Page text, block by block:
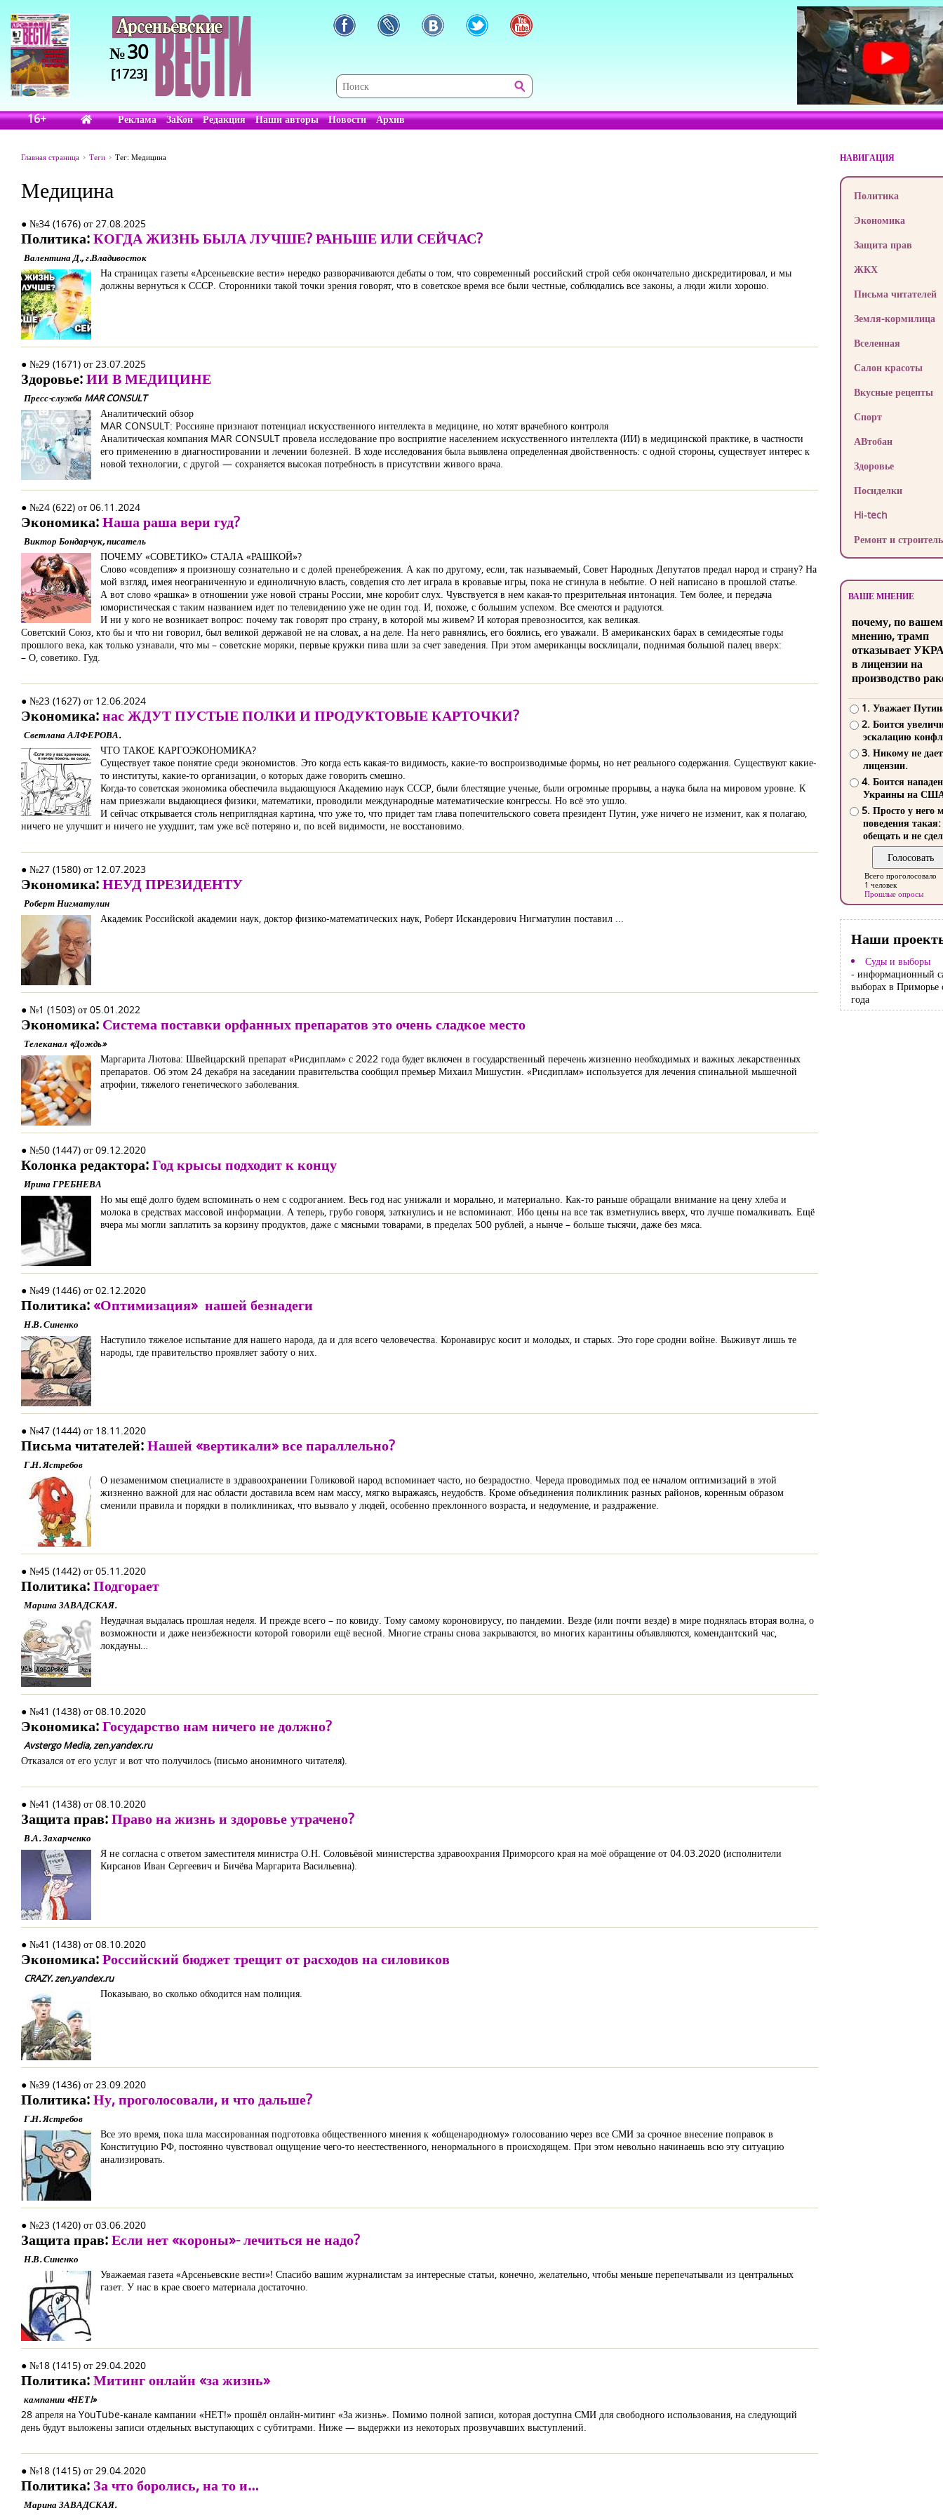
№30
[1723]
16+ Реклама ЗаКон Редакция Наши авторы Новости Архив
Главная страница Теги Тег: Медицина
Медицина
● №34 (1676) от 27.08.2025
Политика:КОГДА ЖИЗНЬ БЫЛА ЛУЧШЕ? РАНЬШЕ ИЛИ СЕЙЧАС?
Валентина Д., г.Владивосток
На страницах газеты «Арсеньевские вести» нередко разворачиваются дебаты о том, что современный российский строй себя окончательно дискредитировал, и мы
должны вернуться к СССР. Сторонники такой точки зрения говорят, что в советское время все были честные, соблюдались все законы, а люди жили хорошо.
● №29 (1671) от 23.07.2025
Здоровье:ИИ В МЕДИЦИНЕ
Пресс-служба MAR CONSULT
Аналитический обзор
MAR CONSULT: Россияне признают потенциал искусственного интеллекта в медицине, но хотят врачебного контроля
Аналитическая компания MAR CONSULT провела исследование про восприятие населением искусственного интеллекта (ИИ) в медицинской практике, в частности
его применению в диагностировании и лечении болезней. В ходе исследования была выявлена определенная двойственность: с одной стороны, существует интерес к
новой технологии, с другой — сохраняется высокая потребность в присутствии живого врача.
● №24 (622) от 06.11.2024
Экономика:Наша раша вери гуд?
Виктор Бондарчук, писатель
ПОЧЕМУ «СОВЕТИКО» СТАЛА «РАШКОЙ»?
Слово «совдепия» я произношу сознательно и с долей пренебрежения. А как по другому, если, так называемый, Совет Народных Депутатов предал народ и страну? На
мой взгляд, имея неограниченную и единоличную власть, совдепия сто лет играла в кровавые игры, пока не сгинула в небытие. О ней написано в прошлой статье.
А вот слово «рашка» в отношении уже новой страны России, мне коробит слух. Чувствуется в нем какая-то презрительная интонация. Тем более, и передача
юмористическая с таким названием идет по телевидению уже не один год. И, похоже, с большим успехом. Все смеются и радуются.
И ни у кого не возникает вопрос: почему так говорят про страну, в которой мы живем? И которая превозносится, как великая.
Советский Союз, кто бы и что ни говорил, был великой державой не на словах, а на деле. На него равнялись, его боялись, его уважали. В американских барах в семидесятые годы
прошлого века, как только узнавали, что мы – советские моряки, первые кружки пива шли за счет заведения. При этом американцы восклицали, поднимая большой палец вверх:
– О, советико. Гуд.
● №23 (1627) от 12.06.2024
Экономика:нас ЖДУТ ПУСТЫЕ ПОЛКИ И ПРОДУКТОВЫЕ КАРТОЧКИ?
Светлана АЛФЕРОВА.
ЧТО ТАКОЕ КАРГОЭКОНОМИКА?
Существует такое понятие среди экономистов. Это когда есть какая-то видимость, какие-то воспроизводимые формы, но нет реального содержания. Существуют какие-
то институты, какие-то организации, о которых даже говорить смешно.
Когда-то советская экономика обеспечила выдающуюся Академию наук СССР, были блестящие ученые, были огромные прорывы, а наука была на мировом уровне. К
нам приезжали выдающиеся физики, математики, проводили международные математические конгрессы. Но всё это ушло.
И сейчас открывается столь неприглядная картина, что уже то, что придет там глава попечительского совета президент Путин, уже ничего не изменит, как я полагаю,
ничего не улучшит и ничего не ухудшит, там уже всё потеряно и, по всей видимости, не восстановимо.
● №27 (1580) от 12.07.2023
Экономика:НЕУД ПРЕЗИДЕНТУ
Роберт Нигматулин
Академик Российской академии наук, доктор физико-математических наук, Роберт Искандерович Нигматулин поставил ...
● №1 (1503) от 05.01.2022
Экономика: Система поставки орфанных препаратов это очень сладкое место
Телеканал «Дождь»
Маргарита Лютова: Швейцарский препарат «Рисдиплам» с 2022 года будет включен в государственный перечень жизненно необходимых и важных лекарственных
препаратов. Об этом 24 декабря на заседании правительства сообщил премьер Михаил Мишустин. «Рисдиплам» используется для лечения спинальной мышечной
атрофии, тяжелого генетического заболевания.
● №50 (1447) от 09.12.2020
Колонка редактора:Год крысы подходит к концу
Ирина ГРЕБНЕВА
Но мы ещё долго будем вспоминать о нем с содроганием. Весь год нас унижали и морально, и материально. Как-то раньше обращали внимание на цену хлеба и
молока в средствах массовой информации. А теперь, грубо говоря, заткнулись и не вспоминают. Ибо цены на все так взметнулись вверх, что лучше помалкивать. Ещё
вчера мы могли заплатить за корзину продуктов, даже с мясными товарами, в пределах 500 рублей, а нынче – больше тысячи, даже без мяса.
● №49 (1446) от 02.12.2020
Политика:«Оптимизация» нашей безнадеги
Н.В. Синенко
Наступило тяжелое испытание для нашего народа, да и для всего человечества. Коронавирус косит и молодых, и старых. Это горе сродни войне. Выживут лишь те
народы, где правительство проявляет заботу о них.
● №47 (1444) от 18.11.2020
Письма читателей:Нашей «вертикали» все параллельно?
Г.Н. Ястребов
О незаменимом специалисте в здравоохранении Голиковой народ вспоминает часто, но безрадостно. Череда проводимых под ее началом оптимизаций в этой
жизненно важной для нас области доставила всем нам массу, мягко выражаясь, неудобств. Кроме объединения поликлиник разных районов, коренным образом
сменили правила и порядки в поликлиниках, что вызвало у людей, особенно преклонного возраста, и недоумение, и раздражение.
● №45 (1442) от 05.11.2020
Политика:Подгорает
Марина ЗАВАДСКАЯ.
Неудачная выдалась прошлая неделя. И прежде всего – по ковиду. Тому самому короновирусу, по пандемии. Везде (или почти везде) в мире поднялась вторая волна, о
возможности и даже неизбежности которой говорили ещё весной. Многие страны снова закрываются, во многих карантины объявляются, комендантский час,
локдауны…
● №41 (1438) от 08.10.2020
Экономика:Государство нам ничего не должно?
Avstergo Media, zen.yandex.ru
Отказался от его услуг и вот что получилось (письмо анонимного читателя).
● №41 (1438) от 08.10.2020
Защита прав:Право на жизнь и здоровье утрачено?
В.А. Захарченко
Я не согласна с ответом заместителя министра О.Н. Соловьёвой министерства здравоохрания Приморсого края на моё обращение от 04.03.2020 (исполнители
Кирсанов Иван Сергеевич и Бичёва Маргарита Васильевна).
● №41 (1438) от 08.10.2020
Экономика:Российский бюджет трещит от расходов на силовиков
CRAZY. zen.yandex.ru
Показываю, во сколько обходится нам полиция.
● №39 (1436) от 23.09.2020
Политика:Ну, проголосовали, и что дальше?
Г.Н. Ястребов
Все это время, пока шла массированная подготовка общественного мнения к «общенародному» голосованию через все СМИ за срочное внесение поправок в
Конституцию РФ, постоянно чувствовал ощущение чего-то неестественного, ненормального в происходящем. При этом невольно начинаешь всю эту ситуацию
анализировать.
● №23 (1420) от 03.06.2020
Защита прав:Если нет «короны»- лечиться не надо?
Н.В. Синенко
Уважаемая газета «Арсеньевские вести»! Спасибо вашим журналистам за интересные статьи, конечно, желательно, чтобы меньше перепечатывали из центральных
газет. У нас в крае своего материала достаточно.
● №18 (1415) от 29.04.2020
Политика:Митинг онлайн «за жизнь»
кампании «НЕТ!»
28 апреля на YouTube-канале кампании «НЕТ!» прошёл онлайн-митинг «За жизнь». Помимо полной записи, которая доступна СМИ для свободного использования, на следующий
день будут выложены записи отдельных выступающих с субтитрами. Ниже — выдержки из некоторых прозвучавших выступлений.
● №18 (1415) от 29.04.2020
Политика: За что боролись, на то и…
Марина ЗАВАДСКАЯ.
НАВИГАЦИЯ
Политика
Экономика
Защита прав
ЖКХ
Письма читателей
Земля-кормилица
Вселенная
Салон красоты
Вкусные рецепты
Спорт
АВтобан
Здоровье
Посиделки
Hi-tech
Ремонт и
ВАШЕ МНЕНИЕ
почему, по
мнению, трамп
отказывает
в лицензии на
производство
1. Уважает
2. Боится
эскалацию
3. Никому не
лицензии.
4. Боится
Украины на
5. Просто у него
поведения такая:
обещать и не
Всего проголосовало
1 человек
Прошлые опросы
Наши
Суды и выборы
- информационный
выборах в Приморье
года